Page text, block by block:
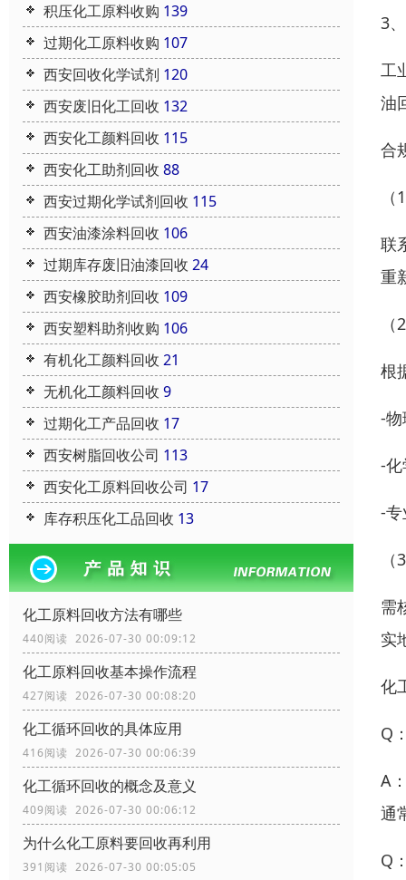
积压化工原料收购 139
过期化工原料收购 107
西安回收化学试剂 120
西安废旧化工回收 132
西安化工颜料回收 115
西安化工助剂回收 88
西安过期化学试剂回收 115
西安油漆涂料回收 106
过期库存废旧油漆回收 24
西安橡胶助剂回收 109
西安塑料助剂收购 106
有机化工颜料回收 21
无机化工颜料回收 9
过期化工产品回收 17
西安树脂回收公司 113
西安化工原料回收公司 17
库存积压化工品回收 13
化工原料回收方法有哪些
440阅读 2026-07-30 00:09:12
化工原料回收基本操作流程
427阅读 2026-07-30 00:08:20
化工循环回收的具体应用
416阅读 2026-07-30 00:06:39
化工循环回收的概念及意义
409阅读 2026-07-30 00:06:12
为什么化工原料要回收再利用
391阅读 2026-07-30 00:05:05
3
工
油
合
联
重
根
-
-
-
需
实
化
Q
A
通
Q